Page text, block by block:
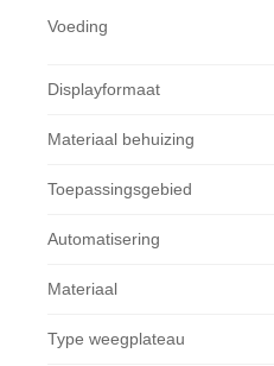
Voeding
Displayformaat
Materiaal behuizing
Toepassingsgebied
Automatisering
Materiaal
Type weegplateau